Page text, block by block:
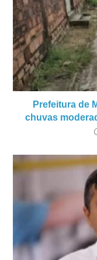
Prefeitura de
chuvas